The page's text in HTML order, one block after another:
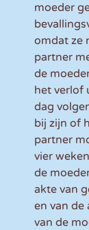
moeder
omdat ze
partner
de
het verlof
dag
bij zijn of
partner
vier
de
akte van
en van de
van de